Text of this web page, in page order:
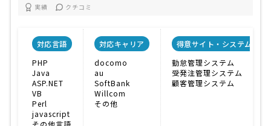
実績 クチコミ
対応言語
PHP
Java
ASP.NET
VB
Perl
javascript
対応キャリア
docomo
au
SoftBank
Willcom
その他
得意サイト・システム
勤怠管理システム
受発注管理システム
顧客管理システム